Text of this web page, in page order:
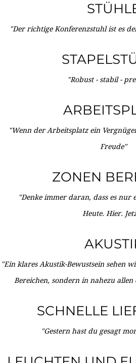
"Der richtige Konferenzstuhl ist es
"Robust - stabil -
"Wenn der Arbeitsplatz ein
Freude"
ZONEN
"Denke immer daran, dass es nur
Heute. Hier.
"Ein klares Akustik-Bewustsein sehen
Bereichen, sondern in nahezu
SCHNELLE
"Gestern hast du gesagt